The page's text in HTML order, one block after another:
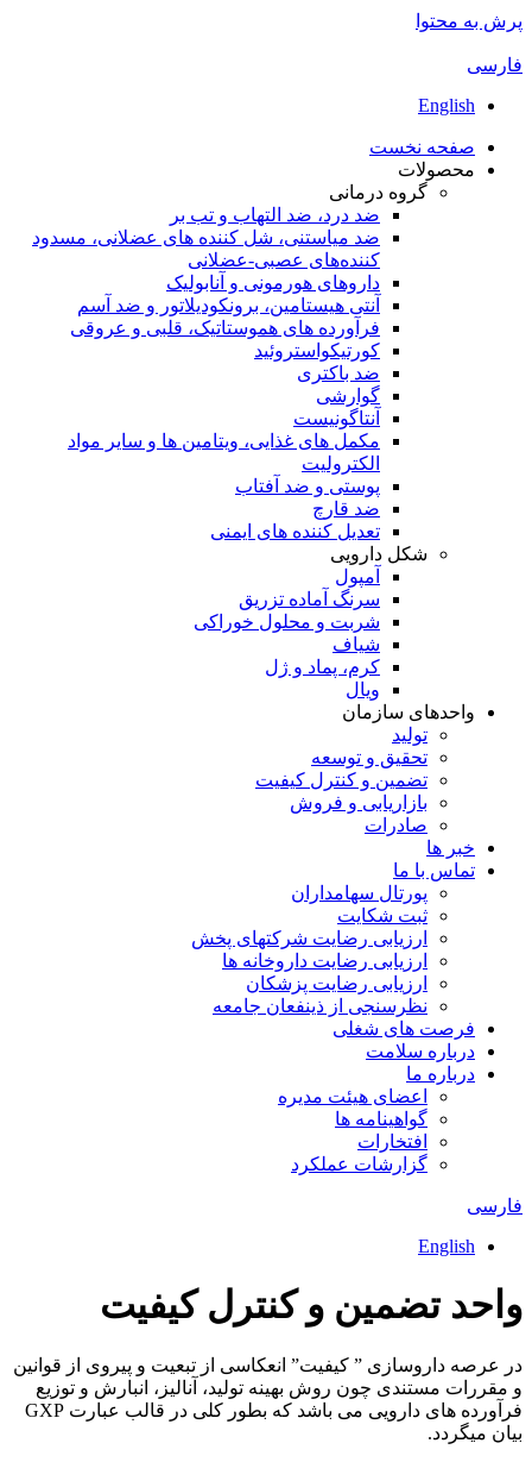
پرش به محتوا
فارسی
English
صفحه نخست
محصولات
گروه درمانی
ضد درد، ضد التهاب و تب بر
ضد میاستنی، شل کننده های عضلانی، مسدود
کننده‌های عصبی-عضلانی
داروهای هورمونی و آنابولیک
آنتی هیستامین، برونکودیلاتور و ضد آسم
فرآورده های هموستاتیک، قلبی و عروقی
کورتیکواستروئید
ضد باکتری
گوارشی
آنتاگونیست
مکمل های غذایی، ویتامین ها و سایر مواد
الکترولیت
پوستی و ضد آفتاب
ضد قارچ
تعدیل کننده های ایمنی
شکل دارویی
آمپول
سرنگ آماده تزریق
شربت و محلول خوراکی
شیاف
کرم، پماد و ژل
ویال
واحدهای سازمان
تولید
تحقیق و توسعه
تضمین و کنترل کیفیت
بازاریابی و فروش
صادرات
خبر ها
تماس با ما
پورتال سهامداران
ثبت شکایت
ارزیابی رضایت شرکتهای پخش
ارزیابی رضایت داروخانه ها
ارزیابی رضایت پزشکان
نظرسنجی از ذینفعان جامعه
فرصت های شغلی
درباره سلامت
درباره ما
اعضای هیئت مدیره
گواهینامه ها
افتخارات
گزارشات عملکرد
فارسی
English
واحد تضمین و کنترل کیفیت
در عرصه داروسازی ” کیفیت” انعکاسی از تبعیت و پیروی از قوانین
و مقررات مستندی چون روش بهینه تولید، آنالیز، انبارش و توزیع
فرآورده های دارویی می باشد که بطور کلی در قالب عبارت GXP
بیان میگردد.